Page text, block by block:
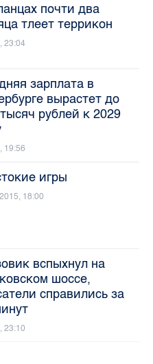
почти два
тлеет террикон
23:04
зарплата в
вырастет до
рублей к 2029
19:56
игры
18:00
вспыхнул на
шоссе,
справились за
23:10